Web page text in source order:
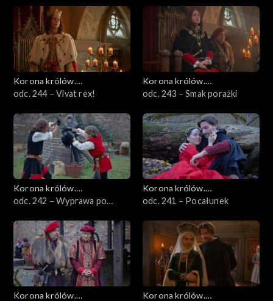
Korona królów.
Jagiellonowie
odc. 244 – Vivat rex!
Korona królów.
Jagiellonowie
odc. 243 – Smak porażki
Korona królów.
Jagiellonowie
odc. 242 – Wyprawa po
Korona królów.
Jagiellonowie
odc. 241 – Pocałunek
Korona królów.
Korona królów.